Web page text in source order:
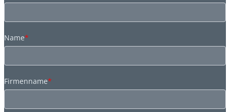
Name*
Firmenname*